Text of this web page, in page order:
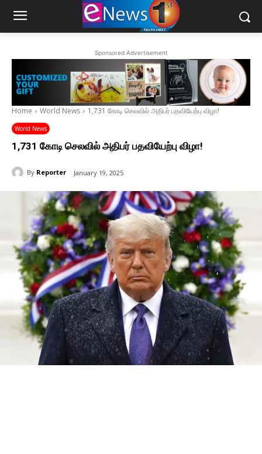
Sponsored Advertisement
Home World News 1,731 கோடி செலவில் அதிபர் பதவியேற்பு விழா!
World News
1,731 கோடி செலவில் அதிபர் பதவியேற்பு விழா!
By Reporter January 19, 2025